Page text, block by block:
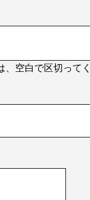
空白で区切ってく